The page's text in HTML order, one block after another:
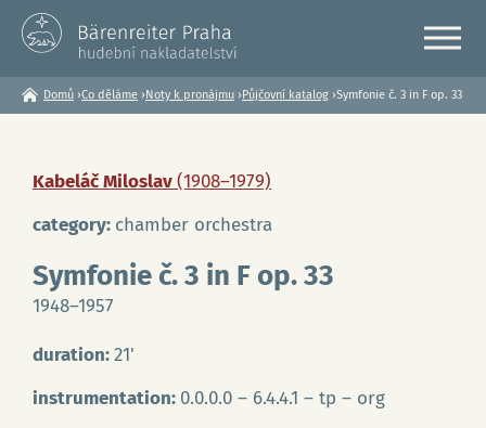
JsteDomů ›Co děláme ›Noty k pronájmu ›Půjčovní katalog ›Symfonie č. 3 in F op. 33
Kabeláč Miloslav(1908–1979)
category: chamber orchestra
Symfonie č. 3 in F op. 33
1948–1957
duration:21'
instrumentation: 0.0.0.0 – 6.4.4.1 – tp – org